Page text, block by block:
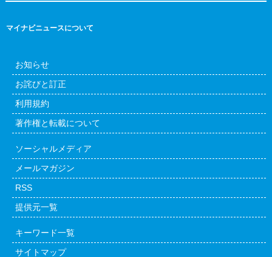
マイナビニュースについて
お知らせ
お詫びと訂正
利用規約
著作権と転載について
ソーシャルメディア
メールマガジン
RSS
提供元一覧
キーワード一覧
サイトマップ